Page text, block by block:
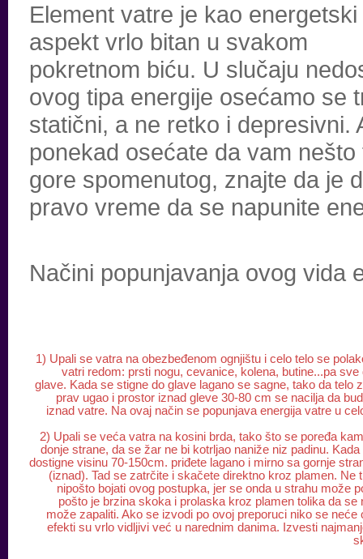
Element vatre je kao energetski
aspekt vrlo bitan u svakom
pokretnom biću. U slučaju
ovog tipa energije osećamo se
statični, a ne retko i depresivni.
ponekad osećate da vam nešto
gore spomenutog, znajte da je
pravo vreme da se napunite
Načini popunjavanja ovog vida
1) Upali se vatra na obezbeđenom ognjištu i celo telo se
vatri redom: prsti nogu, cevanice, kolena, butine...pa sve
glave. Kada se stigne do glave lagano se sagne, tako da telo
prav ugao i prostor iznad gleve 30-80 cm se nacilja da
iznad vatre. Na ovaj način se popunjava energija vatre u
2) Upali se veća vatra na kosini brda, tako što se poređa
donje strane, da se žar ne bi kotrljao naniže niz padinu. Kada
dostigne visinu 70-150cm. priđete lagano i mirno sa gornje
(iznad). Tad se zatrčite i skačete direktno kroz plamen. Ne
nipošto bojati ovog postupka, jer se onda u strahu može
pošto je brzina skoka i prolaska kroz plamen tolika da se
može zapaliti. Ako se izvodi po ovoj preporuci niko se neće
efekti su vrlo vidljivi već u narednim danima. Izvesti